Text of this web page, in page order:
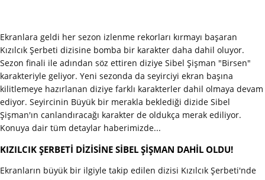
Ekranlara geldi her sezon izlenme rekorları kırmayı başaran
Kızılcık Şerbeti dizisine bomba bir karakter daha dahil oluyor.
Sezon finali ile adından söz ettiren diziye Sibel Şişman "Birsen"
karakteriyle geliyor. Yeni sezonda da seyirciyi ekran başına
kilitlemeye hazırlanan diziye farklı karakterler dahil olmaya devam
ediyor. Seyircinin Büyük bir merakla beklediği dizide Sibel
Şişman'ın canlandıracağı karakter de oldukça merak ediliyor.
Konuya dair tüm detaylar haberimizde...
KIZILCIK ŞERBETİ DİZİSİNE SİBEL ŞİŞMAN DAHİL OLDU!
Ekranların büyük bir ilgiyle takip edilen dizisi Kızılcık Şerbeti'nde